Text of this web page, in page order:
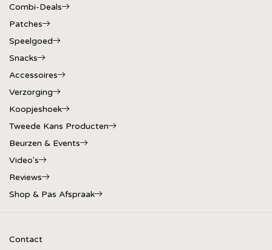
Combi-Deals
Patches
Speelgoed
Snacks
Accessoires
Verzorging
Koopjeshoek
Tweede Kans Producten
Beurzen & Events
Video's
Reviews
Shop & Pas Afspraak
Contact